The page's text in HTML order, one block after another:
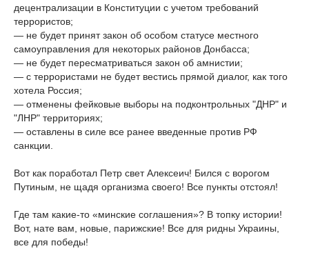
децентрализации в Конституции с учетом требований
террористов;
— не будет принят закон об особом статусе местного
самоуправления для некоторых районов Донбасса;
— не будет пересматриваться закон об амнистии;
— с террористами не будет вестись прямой диалог, как того
хотела Россия;
— отменены фейковые выборы на подконтрольных "ДНР" и
"ЛНР" территориях;
— оставлены в силе все ранее введенные против РФ
санкции.
Вот как поработал Петр свет Алексеич! Бился с ворогом
Путиным, не щадя организма своего! Все пункты отстоял!
Где там какие-то «минские соглашения»? В топку истории!
Вот, нате вам, новые, парижские! Все для ридны Украины,
все для победы!